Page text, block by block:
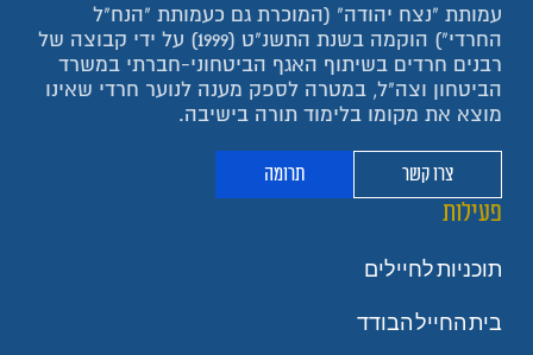
עמותת "נצח יהודה" (המוכרת גם כעמותת "הנח"ל
החרדי") הוקמה בשנת התשנ"ט (1999) על ידי קבוצה של
רבנים חרדים בשיתוף האגף הביטחוני-חברתי במשרד
הביטחון וצה"ל, במטרה לספק מענה לנוער חרדי שאינו
מוצא את מקומו בלימוד תורה בישיבה.
צרו קשר תרומה
פעילות
תוכניות לחיילים
בית החייל הבודד